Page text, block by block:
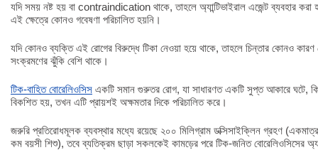
যদি সময় নষ্ট হয় বা contraindication থাকে, তাহলে অ্যান্টিভাইরাল এজেন্ট ব্যবহার
এই ক্ষেত্রে কোনও গবেষণা পরিচালিত হয়নি।
যদি কোনও ব্যক্তি এই রোগের বিরুদ্ধে টিকা নেওয়া হয়ে থাকে, তাহলে চিন্তার কোনও
সংক্রমণের ঝুঁকি বেশি থাকে।
টিক-বাহিত বোরেলিওসিস একটি সমান গুরুতর রোগ, যা সাধারণত একটি সুপ্ত আকারে ঘটে,
বিকশিত হয়, তখন এটি প্রায়শই অক্ষমতার দিকে পরিচালিত করে।
জরুরি প্রতিরোধমূলক ব্যবস্থার মধ্যে রয়েছে ২০০ মিলিগ্রাম ডক্সিসাইক্লিন গ্রহণ
কম বয়সী শিশু), তবে ব্যতিক্রম ছাড়া সকলকেই কামড়ের পরে টিক-জনিত বোরেলিওসিসের